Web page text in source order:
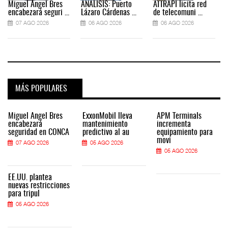
Miguel Ángel Bres
encabezará seguri ...
07 AGO 2026
ANÁLISIS: Puerto
Lázaro Cárdenas ...
06 AGO 2026
ATTRAPI licita red
de telecomuni ...
06 AGO 2026
MÁS POPULARES
Miguel Ángel Bres
encabezará
seguridad en CONCA
07 AGO 2026
EE.UU. plantea
nuevas restricciones
para tripul
05 AGO 2026
ExxonMobil lleva
mantenimiento
predictivo al au
05 AGO 2026
APM Terminals
incrementa
equipamiento para
movi
05 AGO 2026